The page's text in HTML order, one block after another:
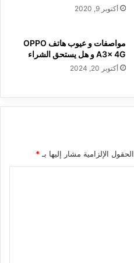
أكتوبر 9, 2020
مواصفات و عيوب هاتف OPPO
A3x 4G و هل يستحق الشراء
أكتوبر 20, 2024
الحقول الإلزامية مشار إليها بـ *